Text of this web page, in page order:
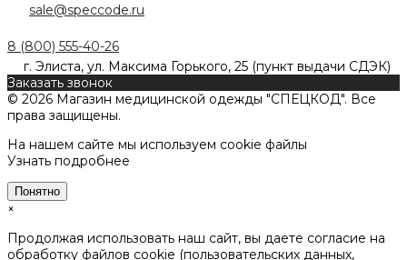
sale@speccode.ru
8 (800) 555-40-26
г. Элиста, ул. Максима Горького, 25 (пункт выдачи СДЭК)
Заказать звонок
© 2026 Магазин медицинской одежды "СПЕЦКОД". Все
права защищены.
На нашем сайте мы используем cookie файлы
Узнать подробнее
Понятно
×
Продолжая использовать наш сайт, вы даете согласие на
обработку файлов cookie (пользовательских данных,